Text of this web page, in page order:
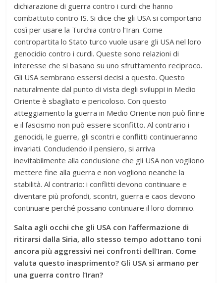
dichiarazione di guerra contro i curdi che hanno
combattuto contro IS. Si dice che gli USA si comportano
così per usare la Turchia contro l‘Iran. Come
contropartita lo Stato turco vuole usare gli USA nel loro
genocidio contro i curdi. Queste sono relazioni di
interesse che si basano su uno sfruttamento reciproco.
Gli USA sembrano essersi decisi a questo. Questo
naturalmente dal punto di vista degli sviluppi in Medio
Oriente è sbagliato e pericoloso. Con questo
atteggiamento la guerra in Medio Oriente non può finire
e il fascismo non può essere sconfitto. Al contrario i
genocidi, le guerre, gli scontri e conflitti continueranno
invariati. Concludendo il pensiero, si arriva
inevitabilmente alla conclusione che gli USA non vogliono
mettere fine alla guerra e non vogliono neanche la
stabilità. Al contrario: i conflitti devono continuare e
diventare più profondi, scontri, guerra e caos devono
continuare perché possano continuare il loro dominio.
Salta agli occhi che gli USA con l‘affermazione di
ritirarsi dalla Siria, allo stesso tempo adottano toni
ancora più aggressivi nei confronti dell‘Iran. Come
valuta questo inasprimento? Gli USA si armano per
una guerra contro l‘Iran?